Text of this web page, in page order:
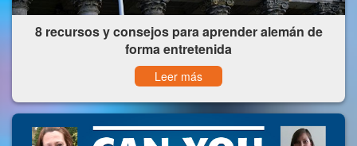
8 recursos y consejos para aprender alemán de
forma entretenida
Leer más